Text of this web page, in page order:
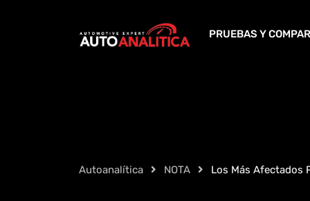
PRUEBAS Y
Autoanalítica NOTA Los Más Afectados